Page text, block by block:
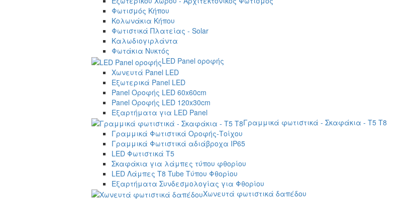
Φωτισμός Κήπου
Κολωνάκια Κήπου
Φωτιστικά Πλατείας - Solar
Καλωδιογιρλάντα
Φωτάκια Νυκτός
LED Panel οροφής
Χωνευτά Panel LED
Εξωτερικά Panel LED
Panel Οροφής LED 60x60cm
Panel Οροφής LED 120x30cm
Εξαρτήματα για LED Panel
Γραμμικά φωτιστικά - Σκαφάκια - Τ5 T8
Γραμμικά Φωτιστικά Οροφής-Τοίχου
Γραμμικά Φωτιστικά αδιάβροχα IP65
LED Φωτιστικά T5
Σκαφάκια για λάμπες τύπου φθορίου
LED Λάμπες T8 Tube Τύπου Φθορίου
Εξαρτήματα Συνδεσμολογίας για Φθορίου
Χωνευτά φωτιστικά δαπέδου